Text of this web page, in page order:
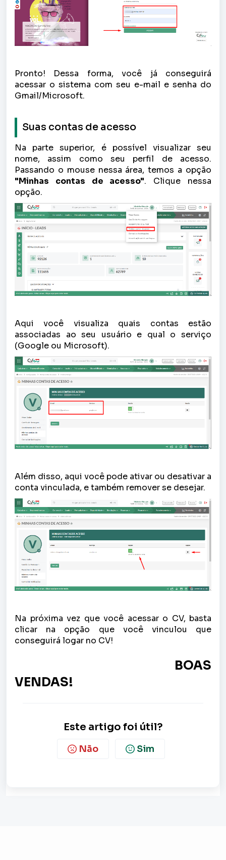
Pronto! Dessa forma, você já conseguirá
acessar o sistema com seu e-mail e senha do
Gmail/Microsoft.
Suas contas de acesso
Na parte superior, é possível visualizar seu
nome, assim como seu perfil de acesso.
Passando o mouse nessa área, temos a opção
"Minhas contas de acesso". Clique nessa
opção.
Aqui você visualiza quais contas estão
associadas ao seu usuário e qual o serviço
(Google ou Microsoft).
Além disso, aqui você pode ativar ou desativar a
conta vinculada, e também remover se desejar.
Na próxima vez que você acessar o CV, basta
clicar na opção que você vinculou que
conseguirá logar no CV!
BOAS
VENDAS!
Este artigo foi útil?
Não Sim